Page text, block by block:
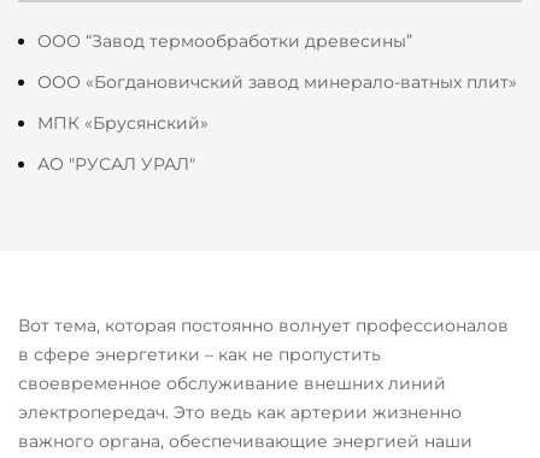
ООО “Завод термообработки древесины”
ООО «Богдановичский завод минерало-ватных плит»
МПК «Брусянский»
АО "РУСАЛ УРАЛ"
ООО "Инвестиции в строительство"
ООО СЗ “Прогресс-Урал”
Дачный поселок “Чистые Росы”
ПАО «Россети Урал»
Вот тема, которая постоянно волнует профессионалов
в сфере энергетики – как не пропустить
своевременное обслуживание внешних линий
электропередач. Это ведь как артерии жизненно
важного органа, обеспечивающие энергией наши